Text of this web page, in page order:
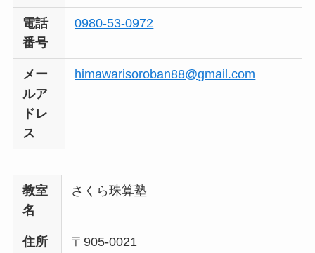
電話
番号
0980-53-0972
メー
ルア
ドレ
ス
himawarisoroban88@gmail.com
教室
名
さくら珠算塾
住所
〒905-0021